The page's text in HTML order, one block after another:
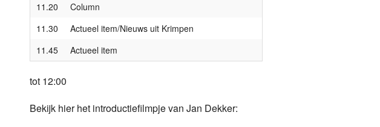
11.20
Column
11.30
Actueel item/Nieuws uit Krimpen
11.45
Actueel item
tot 12:00
Bekijk hier het introductiefilmpje van Jan Dekker: